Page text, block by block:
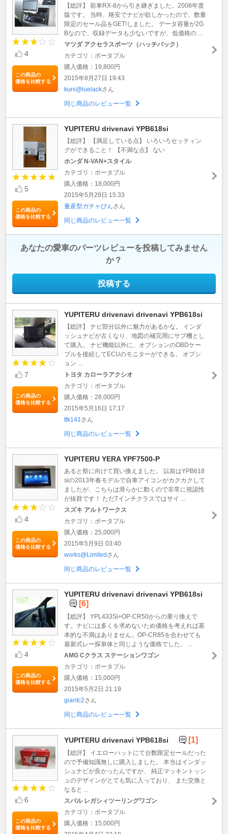
4
この商品の
価格を比較する
【総評】 前車RX-8から引き継ぎました。2008年度
版です。 当時、格安でナビが欲しかったので、数量
限定のセール品をGET!しました。 データ容量が2G
Bなので、収録データも少ないですが、低価格の ...
マツダ アクセラスポーツ（ハッチバック）
カテゴリ：ポータブル
購入価格：19,800円
2015年8月27日 19:43
kuni@luelackさん
同じ商品のレビュー一覧
5
この商品の
価格を比較する
YUPITERU drivenavi YPB618si
【総評】 【満足している点】 いろいろセッティン
グができること！ 【不満な点】 ない
ホンダ N-VAN+スタイル
カテゴリ：ポータブル
購入価格：18,000円
2015年5月29日 15:33
量産型ガチャぴんさん
同じ商品のレビュー一覧
あなたの愛車のパーツレビューを投稿してみません
か？
投稿する
7
この商品の
価格を比較する
YUPITERU drivenavi drivenavi YPB618si
【総評】 ナビ部分以外に魅力があるかな。 インダ
ッシュナビが古くなり、地図の補完用にサブ機とし
て購入。 ナビ機能以外に、オプションのOBDケー
ブルを接続してECUのモニターができる。 オプシ
ョン ...
トヨタ カローラアクシオ
カテゴリ：ポータブル
購入価格：28,000円
2015年5月16日 17:17
ttk141 さん
同じ商品のレビュー一覧
4
この商品の
価格を比較する
YUPITERU YERA YPF7500-P
あると祭に向けて買い換えました。 以前はYPB618
siの2013年春モデルで自車アイコンがカクカクして
ましたが、こちらは滑らかに動くので非常に視認性
が抜群です！ ただ7インチクラスではサイ ...
スズキ アルトワークス
カテゴリ：ポータブル
購入価格：25,000円
2015年5月9日 03:40
works@Limitedさん
同じ商品のレビュー一覧
4
この商品の
価格を比較する
YUPITERU drivenavi drivenavi YPB618si
[6]
【総評】 YPL433Si+OP-CR50からの乗り換えで
す。ナビには多くを求めないため価格を考えれば基
本的な不満はありません。OP-CR85を合わせても
最新式レー探単体と同じような価格でした。 ...
AMG Cクラス ステーションワゴン
カテゴリ：ポータブル
購入価格：15,000円
2015年5月2日 21:19
giantc2さん
同じ商品のレビュー一覧
6
この商品の
価格を比較する
YUPITERU drivenavi YPB618si [1]
【総評】 イエローハットにて台数限定セールだった
ので予備知識無しに購入しました。 本当はインダッ
シュナビが良かったんですが、 純正マッキントッシ
ュのデザインがとても気に入っており、 また交換と
なると ...
スバル レガシィツーリングワゴン
カテゴリ：ポータブル
購入価格：15,000円